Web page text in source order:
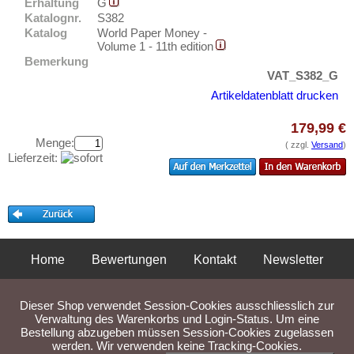
Testbanknoten
Banknotenbriefe
Kataloge
Ihre Bewertungen
Kontakt
Preislisten
Ankauf
Erhaltungsgrade
Gratisbanknoten
FAQ
Erhaltung
G
Katalognr.
S382
Katalog
World Paper Money -
Volume 1 - 11th edition
Bemerkung
VAT_S382_G
Artikeldatenblatt drucken
Menge:
Lieferzeit:
179,99 €
( zzgl. Versand)
Home Bewertungen Kontakt
Newsletter
Liefer- und Versandkosten
Dieser Shop verwendet Session-Cookies ausschliesslich zur
Verwaltung des Warenkorbs und Login-Status. Um eine
Bestellung abzugeben müssen Session-Cookies zugelassen
werden. Wir verwenden keine Tracking-Cookies.